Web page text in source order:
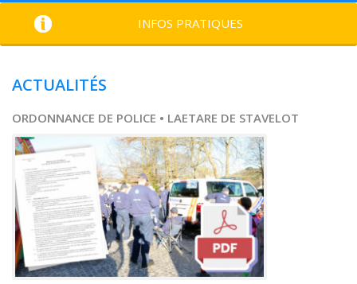
INFOS PRATIQUES
ACTUALITÉS
ORDONNANCE DE POLICE • LAETARE DE STAVELOT